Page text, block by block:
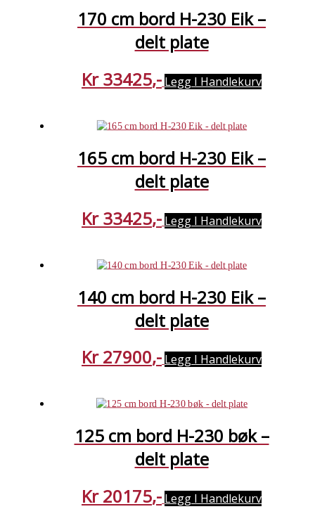
170 cm bord H-230 Eik –
delt plate
Kr33425 Legg I Handlekurv
165 cm bord H-230 Eik –
delt plate
Kr33425 Legg I Handlekurv
140 cm bord H-230 Eik –
delt plate
Kr27900 Legg I Handlekurv
125 cm bord H-230 bøk –
delt plate
Kr20175 Legg I Handlekurv